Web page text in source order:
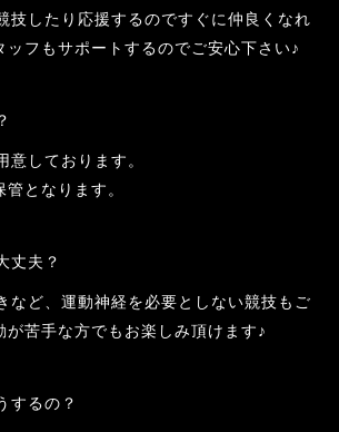
技したり応援するのですぐに仲良くなれ
ッフもサポートするのでご安心下さい♪
意しております。
となります。
丈夫？
など、運動神経を必要としない競技もご
が苦手な方でもお楽しみ頂けます♪
するの？